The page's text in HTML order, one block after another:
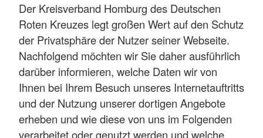
Der Kreisverband Homburg des Deutschen
Roten Kreuzes legt großen Wert auf den Schutz
der Privatsphäre der Nutzer seiner Webseite.
Nachfolgend möchten wir Sie daher ausführlich
darüber informieren, welche Daten wir von
Ihnen bei Ihrem Besuch unseres Internetauftritts
und der Nutzung unserer dortigen Angebote
erheben und wie diese von uns im Folgenden
verarbeitet oder genutzt werden und welche